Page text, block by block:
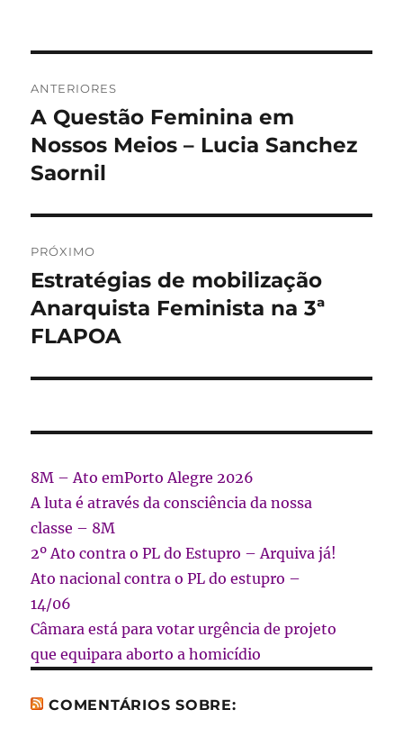
de
Post
ANTERIORES
Post
anterior:
A Questão Feminina em
Nossos Meios – Lucia Sanchez
Saornil
PRÓXIMO
Próximo
post:
Estratégias de mobilização
Anarquista Feminista na 3ª
FLAPOA
8M – Ato emPorto Alegre 2026
A luta é através da consciência da nossa
classe – 8M
2º Ato contra o PL do Estupro – Arquiva já!
Ato nacional contra o PL do estupro –
14/06
Câmara está para votar urgência de projeto
que equipara aborto a homicídio
COMENTÁRIOS SOBRE: